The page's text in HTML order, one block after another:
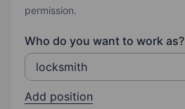
permission.
Who do you want to work as?
Add position